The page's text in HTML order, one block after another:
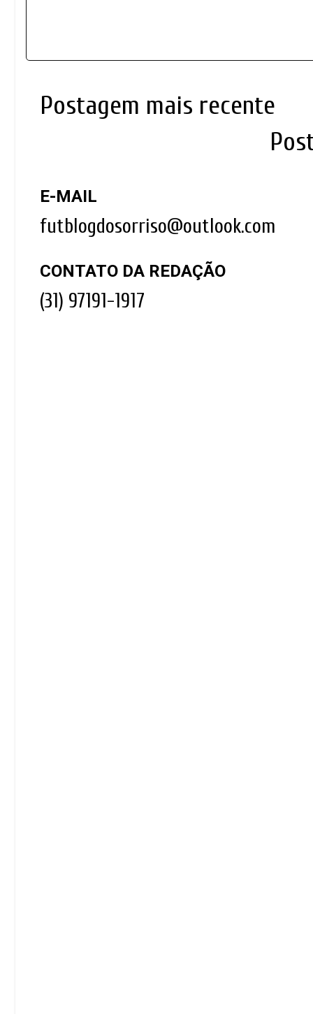
Postagem mais recente
E-MAIL
futblogdosorriso@outlook.com
CONTATO DA REDAÇÃO
(31) 97191-1917